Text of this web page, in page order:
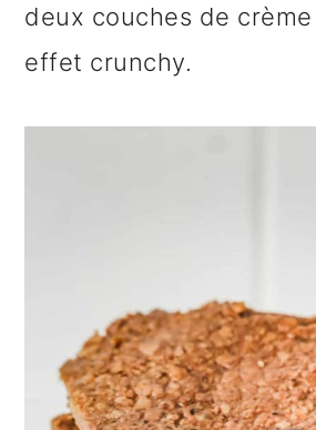
deux couches de
effet crunchy.